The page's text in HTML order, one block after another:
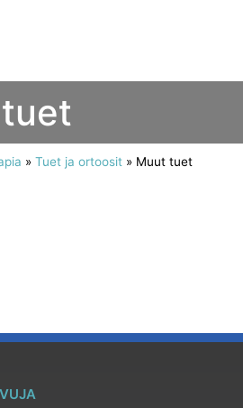
» Tuet ja ortoosit » Muut tuet